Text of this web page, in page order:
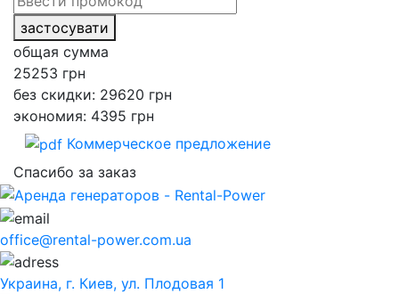
застосувати
общая сумма
25253 грн
без скидки: 29620 грн
экономия: 4395 грн
Коммерческое предложение
Спасибо за заказ
office@rental-power.com.ua
Украина, г. Киев, ул. Плодовая 1